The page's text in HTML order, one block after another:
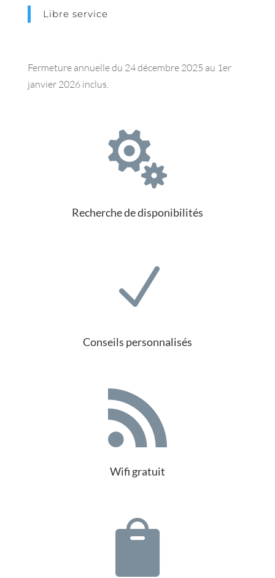
Libre service
Fermeture annuelle du 24 décembre 2025 au 1er
janvier 2026 inclus.

Recherche de disponibilités
N
Conseils personnalisés

Wifi gratuit
